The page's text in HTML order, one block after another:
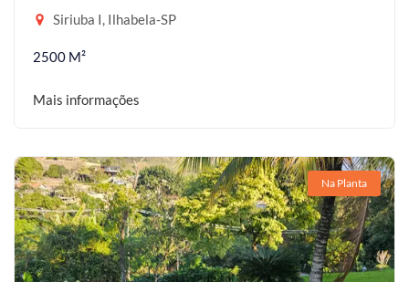
Siriuba I, Ilhabela-SP
2500 M²
Mais informações
Na Planta